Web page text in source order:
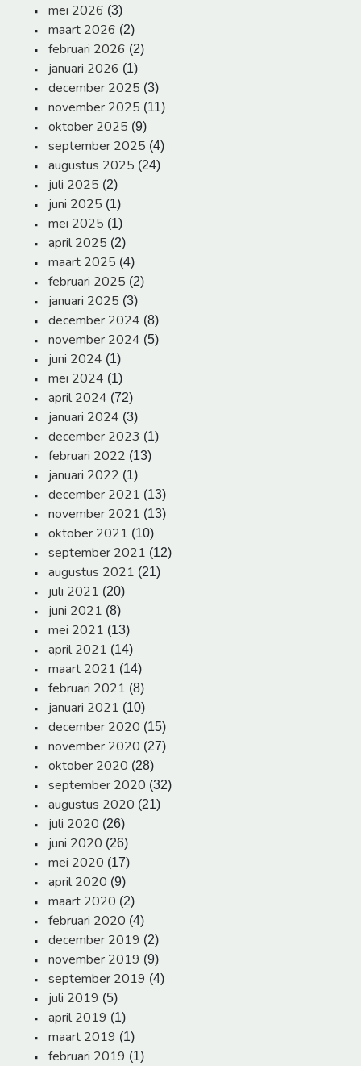
mei 2026 (3)
maart 2026 (2)
februari 2026 (2)
januari 2026 (1)
december 2025 (3)
november 2025 (11)
oktober 2025 (9)
september 2025 (4)
augustus 2025 (24)
juli 2025 (2)
juni 2025 (1)
mei 2025 (1)
april 2025 (2)
maart 2025 (4)
februari 2025 (2)
januari 2025 (3)
december 2024 (8)
november 2024 (5)
juni 2024 (1)
mei 2024 (1)
april 2024 (72)
januari 2024 (3)
december 2023 (1)
februari 2022 (13)
januari 2022 (1)
december 2021 (13)
november 2021 (13)
oktober 2021 (10)
september 2021 (12)
augustus 2021 (21)
juli 2021 (20)
juni 2021 (8)
mei 2021 (13)
april 2021 (14)
maart 2021 (14)
februari 2021 (8)
januari 2021 (10)
december 2020 (15)
november 2020 (27)
oktober 2020 (28)
september 2020 (32)
augustus 2020 (21)
juli 2020 (26)
juni 2020 (26)
mei 2020 (17)
april 2020 (9)
maart 2020 (2)
februari 2020 (4)
december 2019 (2)
november 2019 (9)
september 2019 (4)
juli 2019 (5)
april 2019 (1)
maart 2019 (1)
februari 2019 (1)